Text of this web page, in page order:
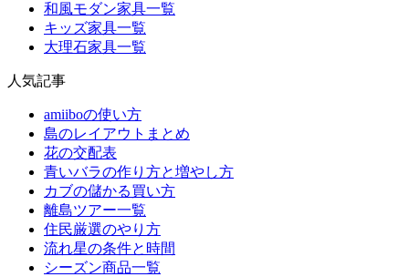
和風モダン家具一覧
キッズ家具一覧
大理石家具一覧
人気記事
amiiboの使い方
島のレイアウトまとめ
花の交配表
青いバラの作り方と増やし方
カブの儲かる買い方
離島ツアー一覧
住民厳選のやり方
流れ星の条件と時間
シーズン商品一覧